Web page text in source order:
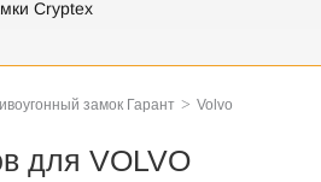
Cryptex
замок Гарант > Volvo
для VOLVO